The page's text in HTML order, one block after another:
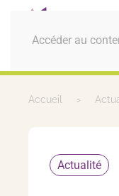
Accéder au
Accueil
Actualité